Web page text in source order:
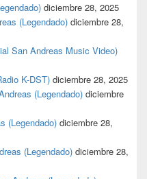
diciembre 28, 2025
(Legendado) diciembre 28,
San Andreas Music Video)
K-DST) diciembre 28, 2025
(Legendado) diciembre
(Legendado) diciembre 28,
(Legendado) diciembre 28,